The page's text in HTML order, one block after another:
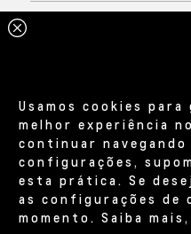
Usamos cookies
melhor experiência
continuar
configurações,
esta prática. Se
as configurações de
momento. Saiba